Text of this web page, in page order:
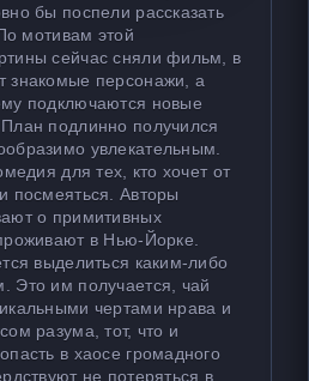
бы поспели рассказать
мотивам этой
сейчас сняли фильм, в
знакомые персонажи, а
подключаются новые
подлинно получился
увлекательным.
для тех, кто хочет от
посмеяться. Авторы
о примитивных
в Нью-Йорке.
выделиться каким-либо
Это им получается, чай
чертами нрава и
разума, тот, что и
в хаосе громадного
не потеряться в